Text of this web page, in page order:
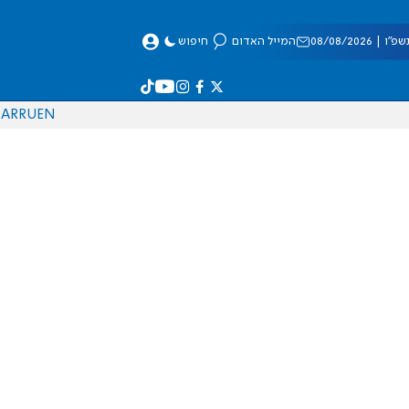
08/2026 המייל האדום חיפוש
EN
RU
AR